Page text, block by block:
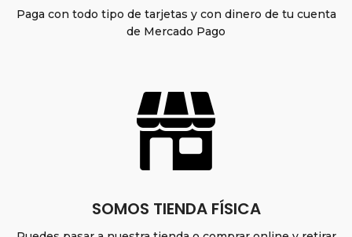
Paga con todo tipo de tarjetas y con dinero de tu cuenta
de Mercado Pago
SOMOS TIENDA FÍSICA